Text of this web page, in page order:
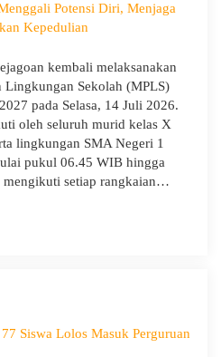
Potensi Diri, Menjaga
Kepedulian
kembali melaksanakan
Lingkungan Sekolah (MPLS)
pada Selasa, 14 Juli 2026.
oleh seluruh murid kelas X
lingkungan SMA Negeri 1
pukul 06.45 WIB hingga
mengikuti setiap rangkaian…
77 Siswa Lolos Masuk Perguruan